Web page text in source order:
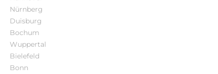
Nürnberg
Duisburg
Bochum
Wuppertal
Bielefeld
Bonn